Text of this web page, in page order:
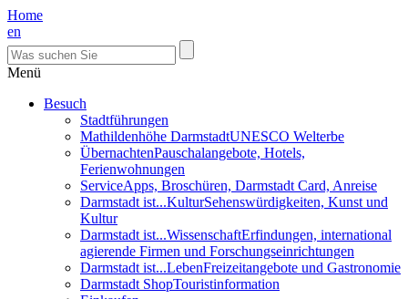
Home
en
Menü
Besuch
Stadtführungen
Mathildenhöhe DarmstadtUNESCO Welterbe
ÜbernachtenPauschalangebote, Hotels,
Ferienwohnungen
ServiceApps, Broschüren, Darmstadt Card, Anreise
Darmstadt ist...KulturSehenswürdigkeiten, Kunst und
Kultur
Darmstadt ist...WissenschaftErfindungen, international
agierende Firmen und Forschungseinrichtungen
Darmstadt ist...LebenFreizeitangebote und Gastronomie
Darmstadt ShopTouristinformation